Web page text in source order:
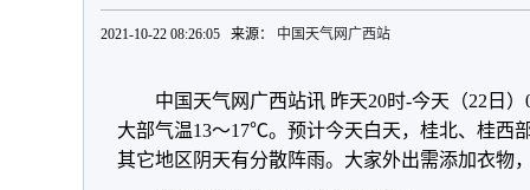
2021-10-22 08:26:05 来源： 中国天气网广西站
中国天气网广西站讯 昨天20时-今天（22日
大部气温13～17℃。预计今天白天，桂北、桂西
其它地区阴天有分散阵雨。大家外出需添加衣物